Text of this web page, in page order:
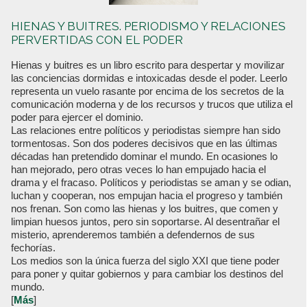
HIENAS Y BUITRES. PERIODISMO Y RELACIONES
PERVERTIDAS CON EL PODER
Hienas y buitres es un libro escrito para despertar y movilizar
las conciencias dormidas e intoxicadas desde el poder. Leerlo
representa un vuelo rasante por encima de los secretos de la
comunicación moderna y de los recursos y trucos que utiliza el
poder para ejercer el dominio.
Las relaciones entre políticos y periodistas siempre han sido
tormentosas. Son dos poderes decisivos que en las últimas
décadas han pretendido dominar el mundo. En ocasiones lo
han mejorado, pero otras veces lo han empujado hacia el
drama y el fracaso. Políticos y periodistas se aman y se odian,
luchan y cooperan, nos empujan hacia el progreso y también
nos frenan. Son como las hienas y los buitres, que comen y
limpian huesos juntos, pero sin soportarse. Al desentrañar el
misterio, aprenderemos también a defendernos de sus
fechorías.
Los medios son la única fuerza del siglo XXI que tiene poder
para poner y quitar gobiernos y para cambiar los destinos del
mundo.
[Más]